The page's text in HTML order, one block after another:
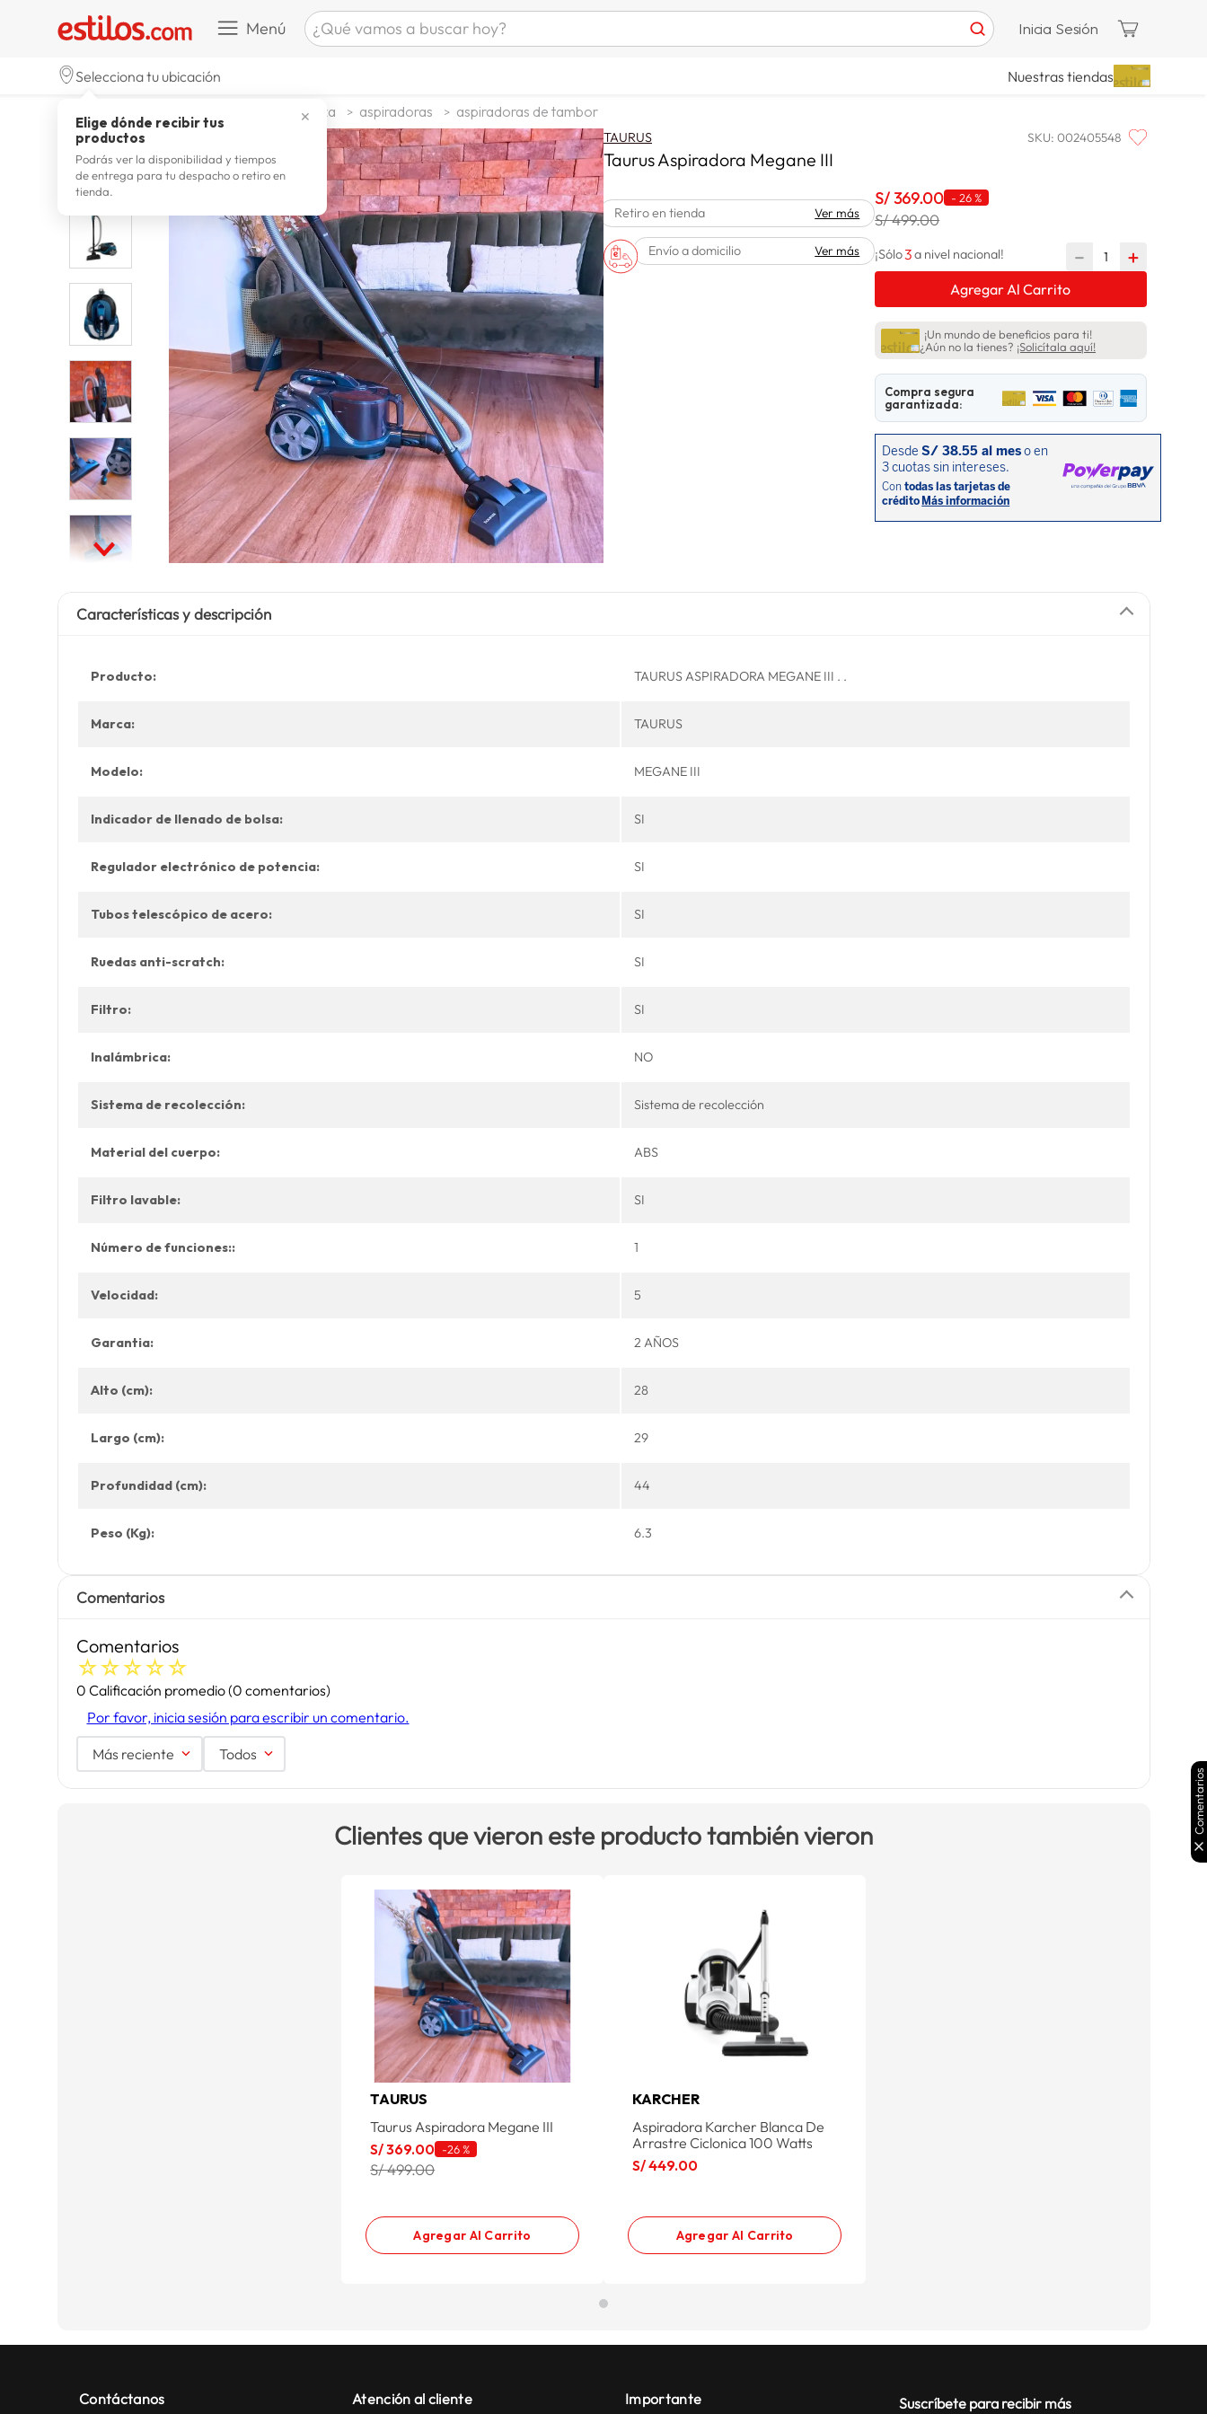
Menú ¿Qué vamos a buscar hoy?
2. celulares
3. zapatillas hombre
4. moda
5. zapatillas
6. tv
7 laptop
8. terrex
9. spiderman
10. lavadora
Inicia Sesión
Selecciona tu ubicación
✕
Elige dónde recibir tus
productos
Podrás ver la disponibilidad y tiempos
de entrega para tu despacho o retiro en
tienda.
Nuestras tiendas
aspirado y limpieza aspiradoras aspiradoras de tambor
TAURUS SKU: 002405548
Taurus Aspiradora Megane III
Retiro en tienda Ver más
Envío a domicilio Ver más
S/369.00 -26 %
S/ 499.00
¡Sólo3a nivel nacional! ＋
－
Agregar Al Carrito
¡Un mundo de beneficios para ti!
¿Aún no la tienes? ¡Solicítala aquí!
Compra segura
garantizada:
Características y descripción
Producto: TAURUS ASPIRADORA MEGANE III . .
Marca: TAURUS
Modelo: MEGANE III
Indicador de llenado de bolsa: SI
Regulador electrónico de potencia: SI
Tubos telescópico de acero: SI
Ruedas anti-scratch: SI
Filtro: SI
Inalámbrica: NO
Sistema de recolección: Sistema de recolección
Material del cuerpo: ABS
Filtro lavable: SI
Número de funciones:: 1
Velocidad: 5
Garantia: 2 AÑOS
Alto (cm): 28
Largo (cm): 29
Profundidad (cm): 44
Peso (Kg): 6.3
Comentarios
Comentarios
☆☆☆☆☆
0 Calificación promedio(0 comentarios)
Por favor, inicia sesión para escribir un comentario.
Más reciente Todos
Clientes que vieron este producto también vieron
TAURUS
Taurus Aspiradora Megane III
S/369.00 -26 %
S/ 499.00
Agregar Al Carrito
KARCHER
Aspiradora Karcher Blanca De
Arrastre Ciclonica 100 Watts
S/449.00
Agregar Al Carrito
Contáctanos Atención al cliente Importante
Suscríbete para recibir más
Comentarios